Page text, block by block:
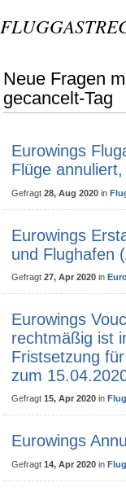
Neue Fragen
gecancelt-Tag
Eurowings
Flüge
Gefragt 28, Aug 2020 in
Eurowings
und Flughafen
Gefragt 27, Apr 2020 in
Eurowings
rechtmäßig ist
Fristsetzung
zum
Gefragt 15, Apr 2020 in
Eurowings
Gefragt 14, Apr 2020 in